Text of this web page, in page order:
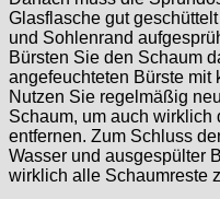
Glasflasche gut
und Sohlenrand
Bürsten Sie den Schaum
angefeuchteten Bürste mit
Nutzen Sie regelmäßig
Schaum, um auch wirklich
entfernen. Zum Schluss
Wasser und ausgespülter
wirklich alle Schaumreste